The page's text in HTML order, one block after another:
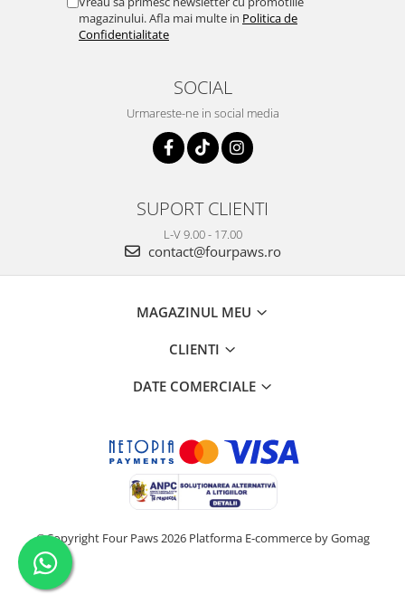
magazinului. Afla mai multe in Politica de
Confidentialitate
SOCIAL
Urmareste-ne in social media
SUPORT CLIENTI
L-V 9.00 - 17.00
contact@fourpaws.ro
MAGAZINUL MEU
CLIENTI
DATE COMERCIALE
©Copyright Four Paws 2026 Platforma E-commerce by Gomag